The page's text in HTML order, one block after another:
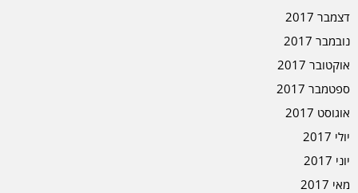
דצמבר 2017
נובמבר 2017
אוקטובר 2017
ספטמבר 2017
אוגוסט 2017
יולי 2017
יוני 2017
מאי 2017